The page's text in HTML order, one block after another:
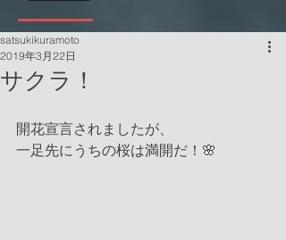
サクラ！
satsukikuramoto
2019年3月22日
開花宣言されましたが、
一足先にうちの桜は満開だ！🌸